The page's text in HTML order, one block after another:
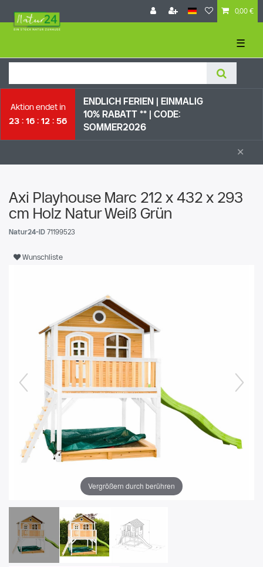
0,00 €
☰
Aktion endet in
23
16 12 55
ENDLICH FERIEN | EI NMALIG
10% RABATT ** | CODE:
SOMMER2026
×
Axi Playhouse Marc 212 x 432 x 293
cm Holz Natur Weiß Grün
Natur24-ID 71199523
Wunschliste
Vergrößern durch berühren